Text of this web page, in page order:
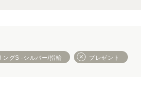
ングS -シルバー/指輪 プレゼント